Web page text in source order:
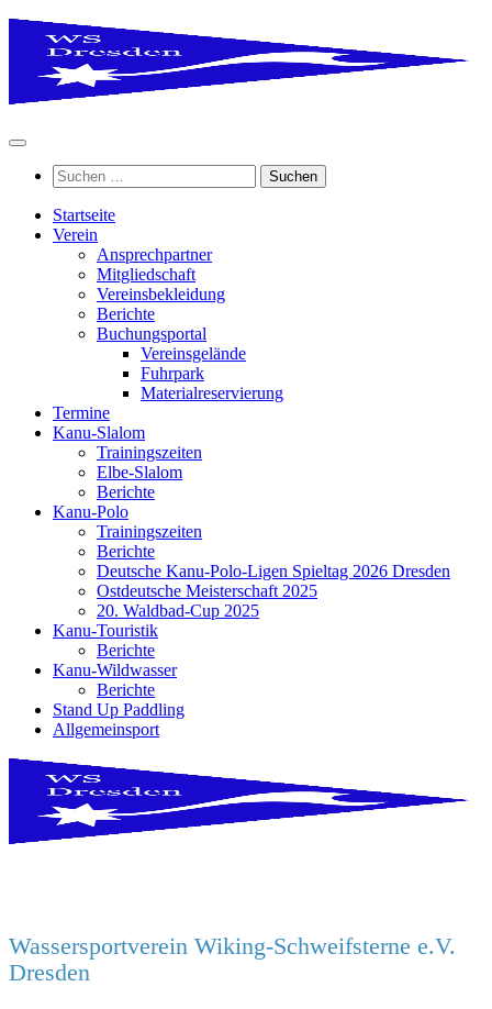
Zum
springen
Suchen
nach:
Startseite
Verein
Ansprechpartner
Mitgliedschaft
Vereinsbekleidung
Berichte
Buchungsportal
Vereinsgelände
Fuhrpark
Materialreservierung
Termine
Kanu-Slalom
Trainingszeiten
Elbe-Slalom
Berichte
Kanu-Polo
Trainingszeiten
Berichte
Deutsche Kanu-Polo-Ligen Spieltag 2026 Dresden
Ostdeutsche Meisterschaft 2025
20. Waldbad-Cup 2025
Kanu-Touristik
Berichte
Kanu-Wildwasser
Berichte
Stand Up Paddling
Allgemeinsport
Wassersportverein Wiking-Schweifsterne e.V.
Dresden